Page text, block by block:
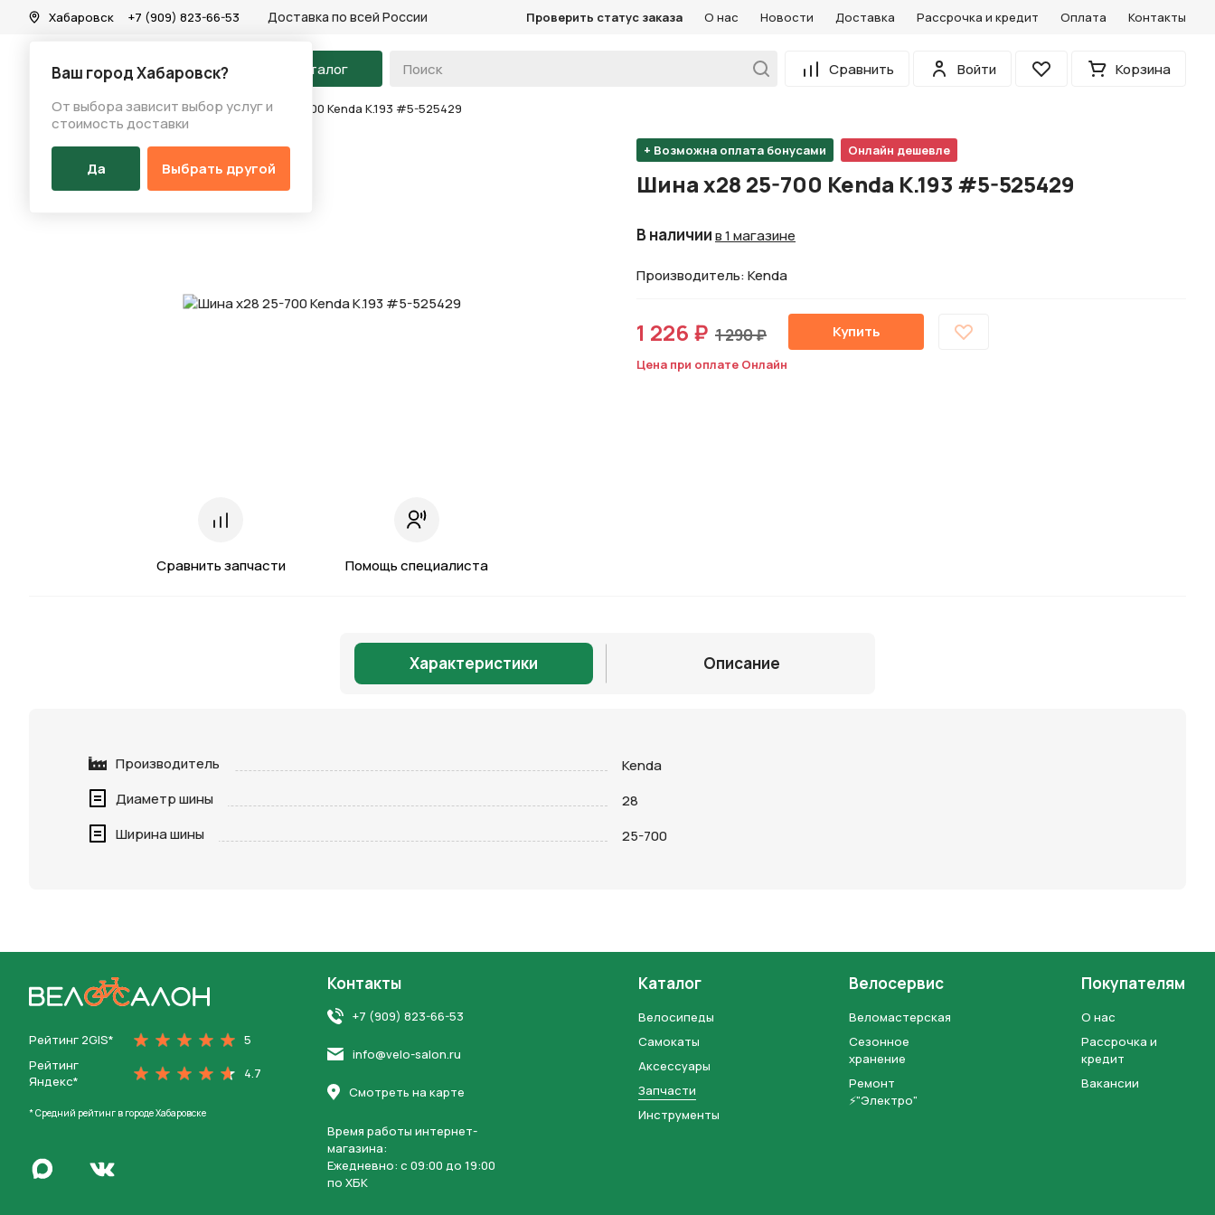
Хабаровск
Ваш город Хабаровск?
От выбора зависит выбор услуг и
стоимость доставки
Да Выбрать другой
+7 (909) 823-66-53 Доставка по всей России Проверить статус заказа О нас Новости Доставка Рассрочка и кредит Оплата Контакты
На главную Каталог Сравнить
Войти
Избранное Корзина
Каталог/Запчасти/Покрышка/ Шина х28 25-700 Kenda K.193 #5-525429
Сравнить запчасти Помощь специалиста
+ Возможна оплата бонусами Онлайн дешевле
Шина х28 25-700 Kenda K.193 #5-525429
В наличиив 1 магазине
Производитель: Kenda
1 226 ₽ 1 290 ₽ Купить
Цена при оплате Онлайн
Характеристики Описание
Производитель
Kenda
Диаметр шины
28
Ширина шины
25-700
Рейтинг 2GIS*
5
Рейтинг
Яндекс*
4.7
* Средний рейтинг в городе Хабаровске
Написать в MaxПерейти во Вконтакте
Контакты
+7 (909) 823-66-53
info@velo-salon.ru
Смотреть на карте
Время работы интернет-
магазина:
Ежедневно: c 09:00 до 19:00
по ХБК
Каталог
Велосипеды
Самокаты
Аксессуары
Запчасти
Инструменты
Велосервис
Веломастерская
Сезонное
хранение
Ремонт
⚡"Электро"
Покупателям
О нас
Рассрочка и
кредит
Вакансии
персональных данных и соглашаетесь с политикой конфиденциальности